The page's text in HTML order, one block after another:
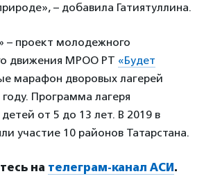
– добавила Гатиятуллина.
– проект молодежного
движения МРОО РТ «Будет
марафон дворовых лагерей
Программа лагеря
от 5 до 13 лет. В 2019 в
участие 10 районов Татарстана.
на телеграм-канал АСИ .